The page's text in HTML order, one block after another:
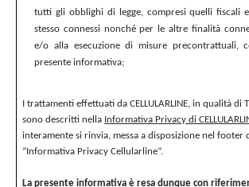
tutti gli obblighi di legge, compresi quelli fiscali
stesso connessi nonché per le altre finalità
e/o alla esecuzione di misure precontrattuali,
presente informativa;
I trattamenti effettuati da CELLULARLINE, in qualità
sono descritti nella Informativa Privacy di
interamente si rinvia, messa a disposizione nel footer
“Informativa Privacy Cellularline”.
La presente informativa è resa dunque con